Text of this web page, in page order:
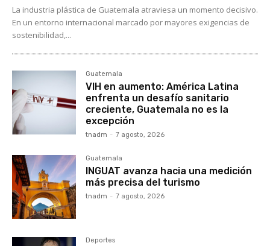
La industria plástica de Guatemala atraviesa un momento decisivo.
En un entorno internacional marcado por mayores exigencias de
sostenibilidad,...
Guatemala
VIH en aumento: América Latina
enfrenta un desafío sanitario
creciente, Guatemala no es la
excepción
tnadm - 7 agosto, 2026
Guatemala
INGUAT avanza hacia una medición
más precisa del turismo
tnadm - 7 agosto, 2026
Deportes